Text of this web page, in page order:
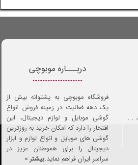
. .
دربـــاره موبوچی
فروشگاه موبوچی به پشتوانه بیش از
یک دهه فعالیت در زمینه فروش انواع
گوشی موبایل و لوازم دیجیتال، این
افتخار را دارد که امکان خرید به روزترین
گوشی های موبایل و انواع لوازم و ابزار
دیجیتال را برای هموطنان عزیز در
سراسر ایران فراهم نماید.بیشتر »